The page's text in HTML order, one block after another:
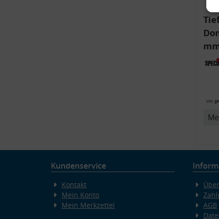
inkl.
Kundenservice
Kontakt
Mein Konto
Mein Merkzettel
AGB